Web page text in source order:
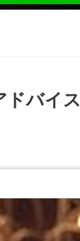
ドバイス